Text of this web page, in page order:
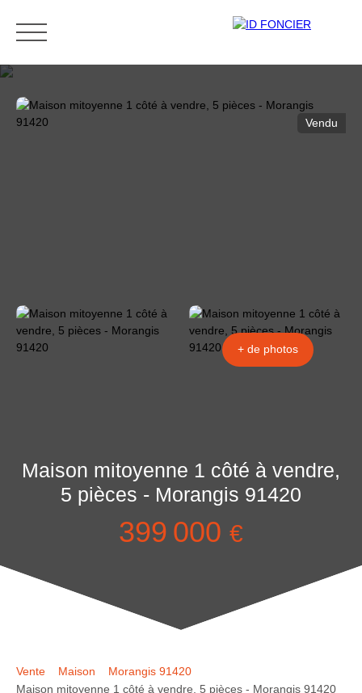
Vendu
+ de photos
Maison mitoyenne 1 côté à vendre,
5 pièces - Morangis 91420
399 000 €
Vente Maison
Morangis 91420
Maison mitoyenne 1 côté à vendre, 5 pièces - Morangis 91420